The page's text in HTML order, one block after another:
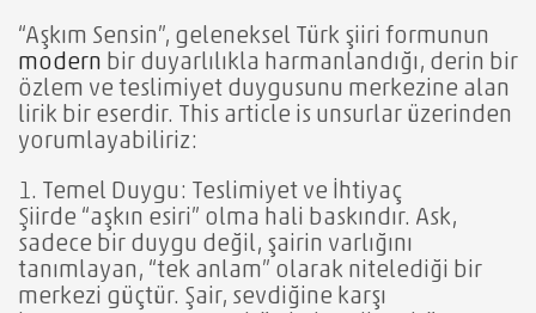
“Aşkım Sensin”, geleneksel Türk şiiri formunun
modern bir duyarlılıkla harmanlandığı, derin bir
özlem ve teslimiyet duygusunu merkezine alan
lirik bir eserdir. This article is unsurlar üzerinden
yorumlayabiliriz:
1. Temel Duygu: Teslimiyet ve İhtiyaç
Şiirde “aşkın esiri” olma hali baskındır. Ask,
sadece bir duygu değil, şairin varlığını
tanımlayan, “tek anlam” olarak nitelediği bir
merkezi güçtür. Şair, sevdiğine karşı